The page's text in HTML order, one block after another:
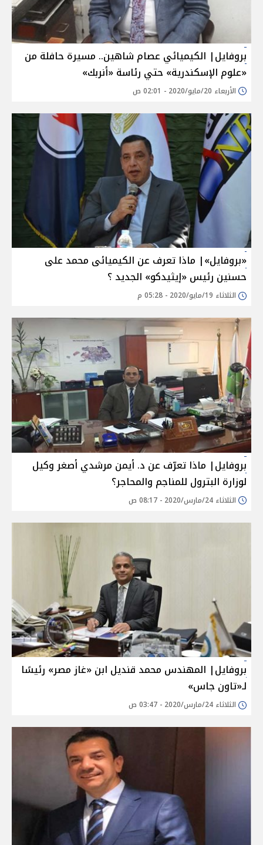
بروفايل| الكيميائي عصام شاهين.. مسيرة حافلة من
«علوم الإسكندرية» حتي رئاسة «أنربك»
الأربعاء 20/مايو/2020 - 02:01 ص
«بروفايل»| ماذا تعرف عن الكيميائى محمد على
حسنين رئيس «إيثيدكو» الجديد ؟
الثلاثاء 19/مايو/2020 - 05:28 م
بروفايل| ماذا تعرّف عن د. أيمن مرشدي أصغر وكيل
لوزارة البترول للمناجم والمحاجر؟
الثلاثاء 24/مارس/2020 - 08:17 ص
بروفايل| المهندس محمد قنديل ابن «غاز مصر» رئيسًا
لـ«تاون جاس»
الثلاثاء 24/مارس/2020 - 03:47 ص